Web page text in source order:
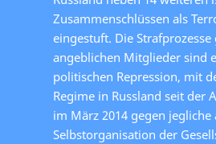
Zusammenschlüssen als
eingestuft. Die Strafprozesse
angeblichen Mitglieder sind
politischen Repression, mit
Regime in Russland seit der
im März 2014 gegen
Selbstorganisation der